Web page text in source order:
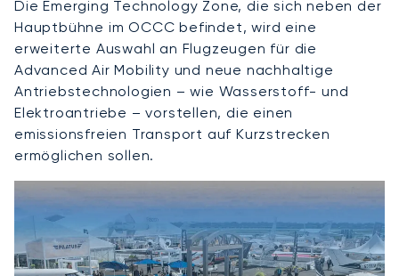
Die Emerging Technology Zone, die sich neben der
Hauptbühne im OCCC befindet, wird eine
erweiterte Auswahl an Flugzeugen für die
Advanced Air Mobility und neue nachhaltige
Antriebstechnologien – wie Wasserstoff- und
Elektroantriebe – vorstellen, die einen
emissionsfreien Transport auf Kurzstrecken
ermöglichen sollen.